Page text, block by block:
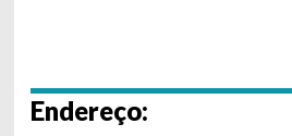
Endereço: